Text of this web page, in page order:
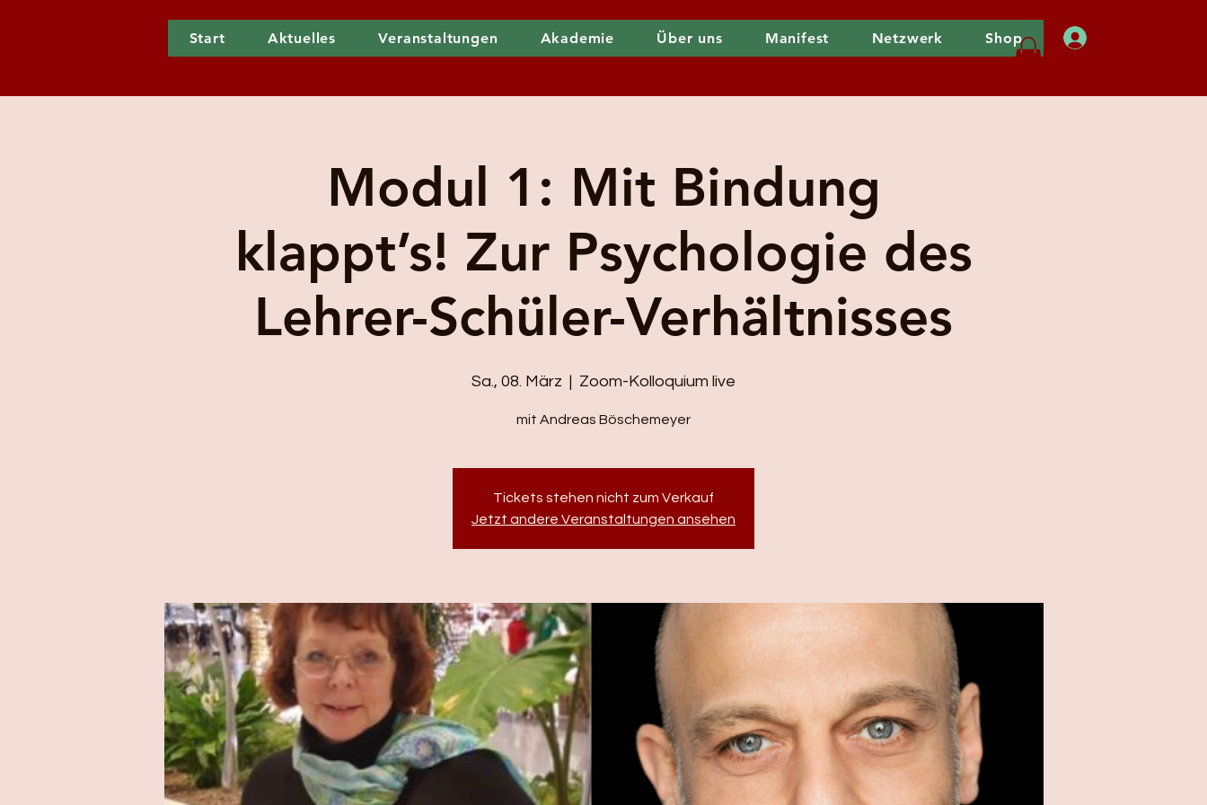
Start Aktuelles Veranstaltungen Akademie Über uns Manifest Netzwerk Shop
Modul 1: Mit Bindung
klappt’s! Zur Psychologie des
Lehrer-Schüler-Verhältnisses
Sa., 08. März
  |
Zoom-Kolloquium live
mit Andreas Böschemeyer
Tickets stehen nicht zum Verkauf
Jetzt andere Veranstaltungen ansehen